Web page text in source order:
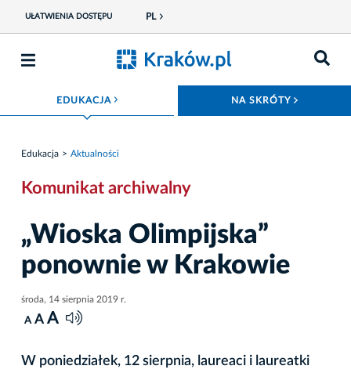
UŁATWIENIA DOSTĘPU PL
EDUKACJAROZWIŃ MENU NA SKRÓTY
Edukacja Aktualności
Komunikat archiwalny
„Wioska Olimpijska”
ponownie w Krakowie
środa, 14 sierpnia 2019 r.
A A A
W poniedziałek, 12 sierpnia, laureaci i laureatki